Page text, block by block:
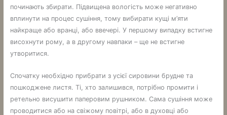
починають збирати. Підвищена вологість може негативно
вплинути на процес сушіння, тому вибирати кущі м’яти
найкраще або вранці, або ввечері. У першому випадку встигне
висохнути рому, а в другому навпаки – ще не встигне
утворитися.
Спочатку необхідно прибрати з усієї сировини брудне та
пошкоджене листя. Ті, хто залишився, потрібно промити і
ретельно висушити паперовим рушником. Сама сушіння може
проводитися або на свіжому повітрі, або в духовці або